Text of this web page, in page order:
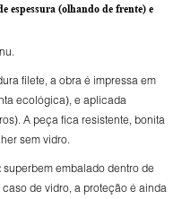
espessura (olhando de frente) e
filete, a obra é impressa em
ecológica), e aplicada
A peça fica resistente, bonita
sem vidro.
superbem embalado dentro de
de vidro, a proteção é ainda